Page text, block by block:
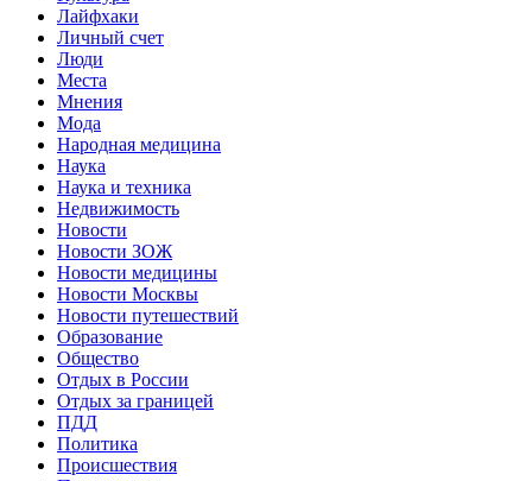
Лайфхаки
Личный счет
Люди
Места
Мнения
Мода
Народная медицина
Наука
Наука и техника
Недвижимость
Новости
Новости ЗОЖ
Новости медицины
Новости Москвы
Новости путешествий
Образование
Общество
Отдых в России
Отдых за границей
ПДД
Политика
Происшествия